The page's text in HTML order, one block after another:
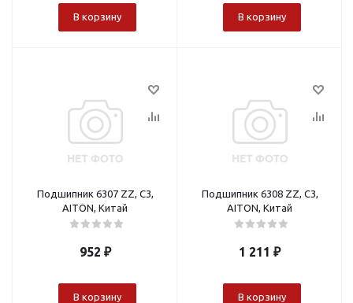
В корзину В корзину
Подшипник 6307 ZZ, C3,
AITON, Китай
952 ₽
В корзину
Подшипник 6308 ZZ, C3,
AITON, Китай
1 211 ₽
В корзину